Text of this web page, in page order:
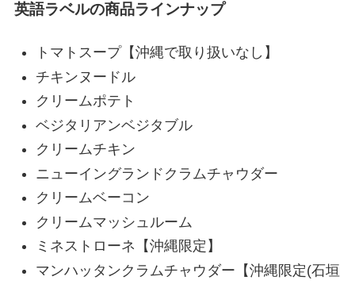
英語ラベルの商品ラインナップ
トマトスープ【沖縄で取り扱いなし】
チキンヌードル
クリームポテト
ベジタリアンベジタブル
クリームチキン
ニューイングランドクラムチャウダー
クリームベーコン
クリームマッシュルーム
ミネストローネ【沖縄限定】
マンハッタンクラムチャウダー【沖縄限定(石垣